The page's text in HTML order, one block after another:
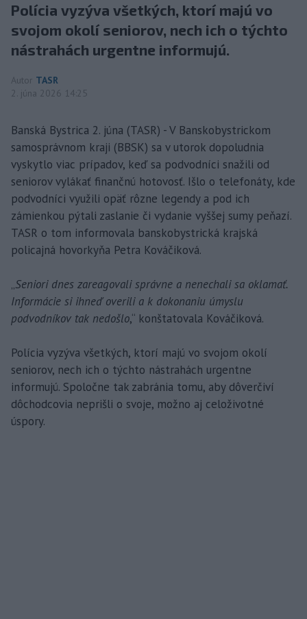
Polícia vyzýva všetkých, ktorí majú vo
svojom okolí seniorov, nech ich o týchto
nástrahách urgentne informujú.
Autor TASR
2. júna 2026 14:25
Banská Bystrica 2. júna (TASR) - V Banskobystrickom
samosprávnom kraji (BBSK) sa v utorok dopoludnia
vyskytlo viac prípadov, keď sa podvodníci snažili od
seniorov vylákať finančnú hotovosť. Išlo o telefonáty, kde
podvodníci využili opäť rôzne legendy a pod ich
zámienkou pýtali zaslanie či vydanie vyššej sumy peňazí.
TASR o tom informovala banskobystrická krajská
policajná hovorkyňa Petra Kováčiková.
„Seniori dnes zareagovali správne a nenechali sa oklamať.
Informácie si ihneď overili a k dokonaniu úmyslu
podvodníkov tak nedošlo,“ konštatovala Kováčiková.
Polícia vyzýva všetkých, ktorí majú vo svojom okolí
seniorov, nech ich o týchto nástrahách urgentne
informujú. Spoločne tak zabránia tomu, aby dôverčiví
dôchodcovia neprišli o svoje, možno aj celoživotné
úspory.